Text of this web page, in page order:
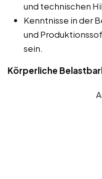
und technischen
Kenntnisse in der
und
sein.
Körperliche